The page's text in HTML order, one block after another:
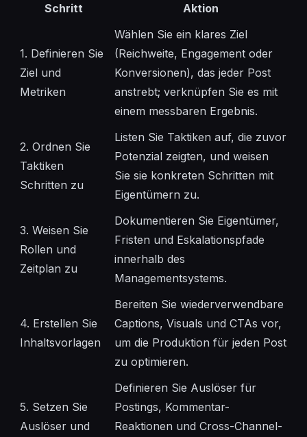
Schritt
Aktion
1. Definieren Sie
Ziel und
Metriken
Wählen Sie ein klares Ziel
(Reichweite, Engagement oder
Konversionen), das jeder Post
anstrebt; verknüpfen Sie es mit
einem messbaren Ergebnis.
2. Ordnen Sie
Taktiken
Schritten zu
Listen Sie Taktiken auf, die zuvor
Potenzial zeigten, und weisen
Sie sie konkreten Schritten mit
Eigentümern zu.
3. Weisen Sie
Rollen und
Zeitplan zu
Dokumentieren Sie Eigentümer,
Fristen und Eskalationspfade
innerhalb des
Managementsystems.
4. Erstellen Sie
Inhaltsvorlagen
Bereiten Sie wiederverwendbare
Captions, Visuals und CTAs vor,
um die Produktion für jeden Post
zu optimieren.
5. Setzen Sie
Auslöser und
Definieren Sie Auslöser für
Postings, Kommentar-
Reaktionen und Cross-Channel-